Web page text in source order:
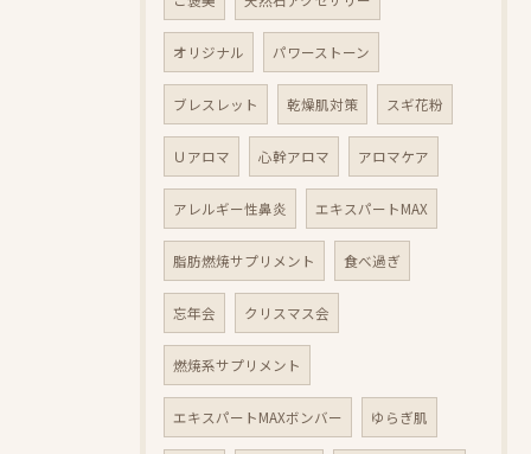
オリジナル パワーストーン
ブレスレット 乾燥肌対策 スギ花粉
Ｕアロマ 心幹アロマ アロマケア
アレルギー性鼻炎 エキスパートMAX
脂肪燃焼サプリメント 食べ過ぎ
忘年会 クリスマス会
燃焼系サプリメント
エキスパートMAXボンバー ゆらぎ肌